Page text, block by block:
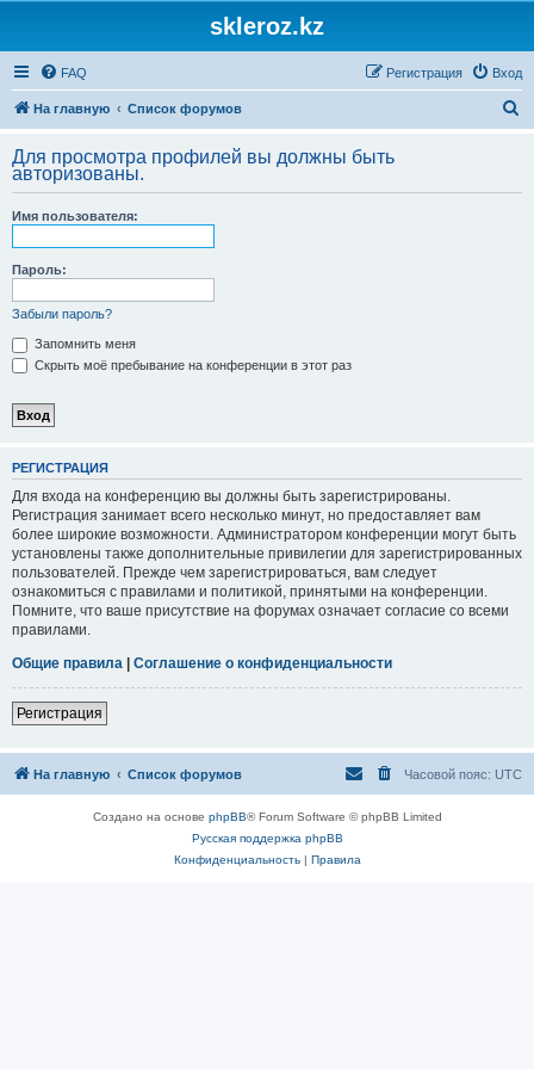
skleroz.kz
FAQ Вход
Регистрация
На главную Список форумов
с
Для просмотра профилей вы должны быть
авторизованы.
Имя пользователя:
Пароль:
Забыли пароль?
Запомнить меня
Скрыть моё пребывание на конференции в этот раз
РЕГИСТРАЦИЯ
Для входа на конференцию вы должны быть зарегистрированы.
Регистрация занимает всего несколько минут, но предоставляет вам
более широкие возможности. Администратором конференции могут быть
установлены также дополнительные привилегии для зарегистрированных
пользователей. Прежде чем зарегистрироваться, вам следует
ознакомиться с правилами и политикой, принятыми на конференции.
Помните, что ваше присутствие на форумах означает согласие со всеми
правилами.
Общие правила | Соглашение о конфиденциальности
Регистрация
На главную Список форумов Часовой пояс: UTC
Создано на основе phpBB® Forum Software © phpBB Limited
Русская поддержка phpBB
Конфиденциальность| Правила